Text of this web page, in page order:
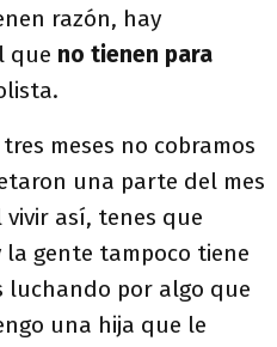
razón, hay
que no tienen para
meses no cobramos
una parte del mes
así, tenes que
la gente tampoco tiene
luchando por algo que
una hija que le